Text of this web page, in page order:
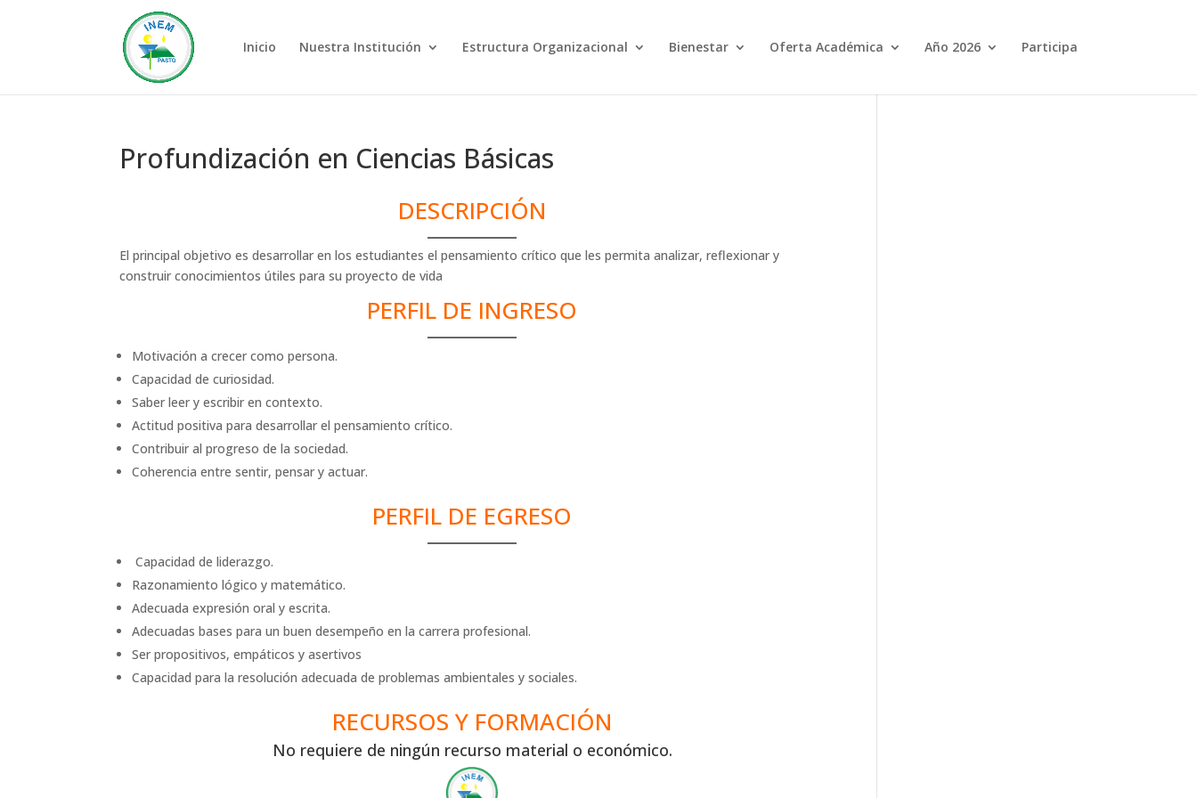
Inicio Nuestra Institución Estructura Organizacional Bienestar Oferta Académica Año 2026 Participa
Profundización en Ciencias Básicas
DESCRIPCIÓN
El principal objetivo es desarrollar en los estudiantes el pensamiento crítico que les permita analizar, reflexionar y
construir conocimientos útiles para su proyecto de vida
PERFIL DE INGRESO
Motivación a crecer como persona.
Capacidad de curiosidad.
Saber leer y escribir en contexto.
Actitud positiva para desarrollar el pensamiento crítico.
Contribuir al progreso de la sociedad.
Coherencia entre sentir, pensar y actuar.
PERFIL DE EGRESO
Capacidad de liderazgo.
Razonamiento lógico y matemático.
Adecuada expresión oral y escrita.
Adecuadas bases para un buen desempeño en la carrera profesional.
Ser propositivos, empáticos y asertivos
Capacidad para la resolución adecuada de problemas ambientales y sociales.
RECURSOS Y FORMACIÓN
No requiere de ningún recurso material o económico.